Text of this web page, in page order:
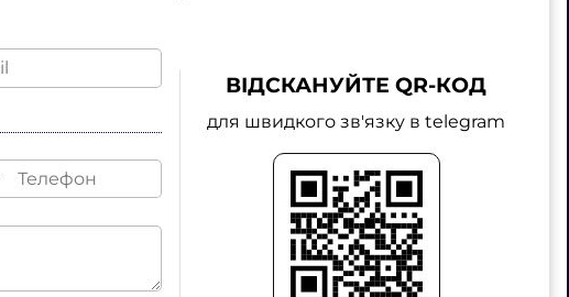
ВІДСКАНУЙТЕ QR-КОД
для швидкого зв'язку в telegram